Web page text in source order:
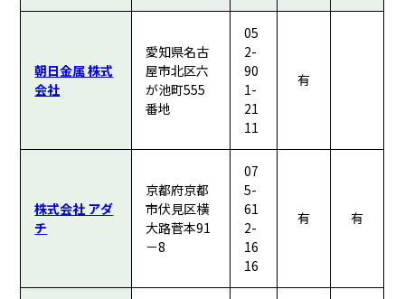
朝日金属 株式
会社
愛知県名古
屋市北区六
が池町555
番地
05
2-
90
1-
21
11
有
株式会社 アダ
チ
京都府京都
市伏見区横
大路菅本91
－8
07
5-
61
2-
16
16
有 有